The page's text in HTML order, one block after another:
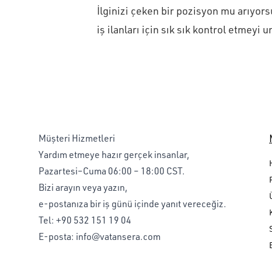
İlginizi çeken bir pozisyon mu
iş ilanları için sık sık kontrol etmeyi
Müşteri Hizmetleri
Yardım etmeye hazır gerçek insanlar,
Pazartesi–Cuma 06:00 – 18:00 CST.
Bizi arayın veya yazın,
e-postanıza bir iş günü içinde yanıt vereceğiz.
Tel: +90 532 151 19 04
E-posta: info@vatansera.com